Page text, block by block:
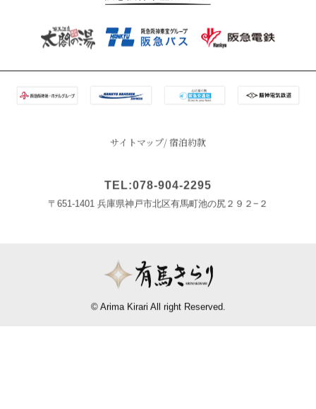
サイトマップ 宿泊約款
TEL:078-904-2295
〒651-1401 兵庫県神戸市北区有馬町池の尻２９２−２
© Arima Kirari All right Reserved.